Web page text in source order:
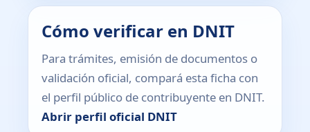
Cómo verificar en DNIT
Para trámites, emisión de documentos o
validación oficial, compará esta ficha con
el perfil público de contribuyente en DNIT.
Abrir perfil oficial DNIT